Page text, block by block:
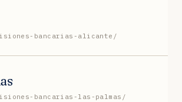
bancarias-alicante/
bancarias-las-palmas/